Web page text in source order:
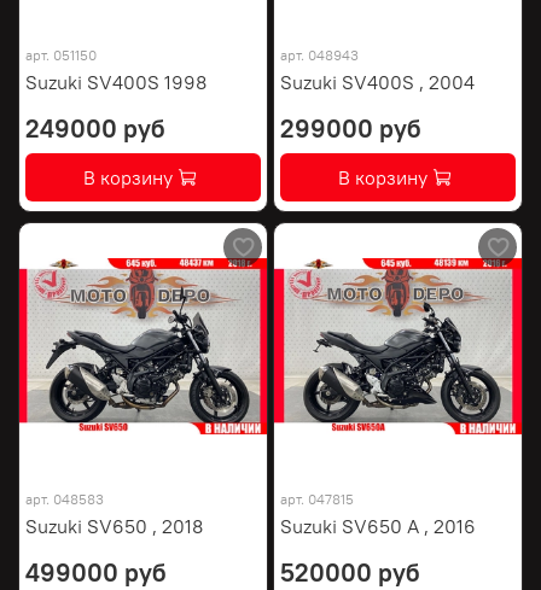
арт. 051150
Suzuki SV400S 1998
249000 руб
В корзину
арт. 048943
Suzuki SV400S , 2004
299000 руб
В корзину
арт. 048583
Suzuki SV650 , 2018
499000 руб
арт. 047815
Suzuki SV650 A , 2016
520000 руб